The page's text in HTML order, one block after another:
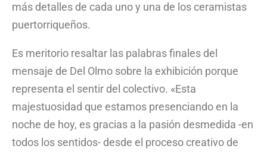
más detalles de cada uno y una de los ceramistas
puertorriqueños.
Es meritorio resaltar las palabras finales del
mensaje de Del Olmo sobre la exhibición porque
representa el sentir del colectivo. «Esta
majestuosidad que estamos presenciando en la
noche de hoy, es gracias a la pasión desmedida -en
todos los sentidos- desde el proceso creativo de